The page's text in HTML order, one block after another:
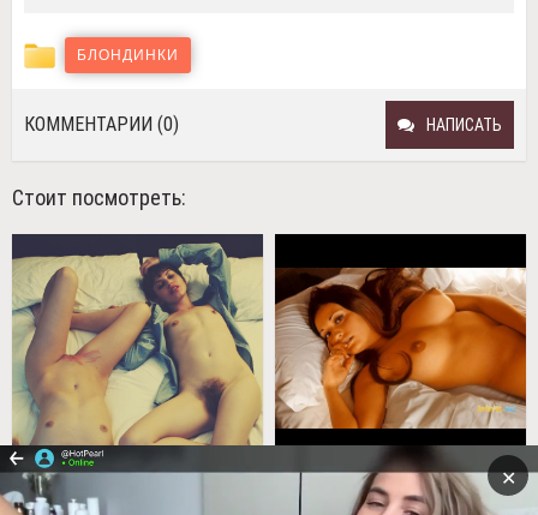
БЛОНДИНКИ
КОММЕНТАРИИ (0) НАПИСАТЬ
Стоит посмотреть:
4.Не спится Не спится
✕